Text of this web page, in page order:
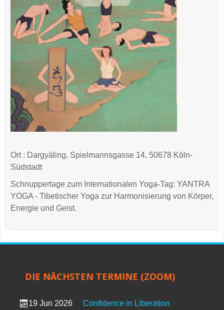
Ort : Dargyäling, Spielmannsgasse 14, 50678 Köln-
Südstadt
Schnuppertage zum Internationalen Yoga-Tag: YANTRA
YOGA - Tibetischer Yoga zur Harmonisierung von Körper,
Energie und Geist.
DIE NÄCHSTEN TERMINE (ZOOM)
19 Jun 2026
Confidence in Liberation